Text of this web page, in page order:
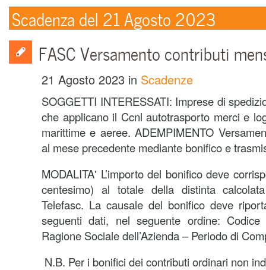
Scadenza del 21 Agosto 2023
FASC Versamento contributi
21 Agosto 2023 in Scadenze
SOGGETTI INTERESSATI: Imprese di
che applicano il Ccnl autotrasporto merci e
marittime e aeree. ADEMPIMENTO
al mese precedente mediante bonifico e
MODALITA' L’importo del bonifico deve
centesimo) al totale della distinta
Telefasc. La causale del bonifico deve
seguenti dati, nel seguente ordine: Codice
Ragione Sociale dell’Azienda – Periodo di
N.B. Per i bonifici dei contributi ordinari non